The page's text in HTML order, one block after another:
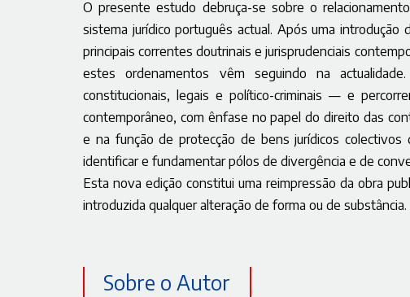
O presente estudo debruça-se sobre o
sistema jurídico português actual. Após uma
principais correntes doutrinais e jurisprudenciais
estes ordenamentos vêm seguindo na
constitucionais, legais e político-criminais — e
contemporâneo, com ênfase no papel do direito das
e na função de protecção de bens jurídicos
identificar e fundamentar pólos de divergência e de
Esta nova edição constitui uma reimpressão da obra
introduzida qualquer alteração de forma ou de substância.
Sobre o Autor